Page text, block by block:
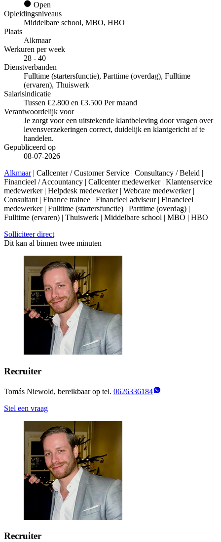
Open
Opleidingsniveaus
Middelbare school, MBO, HBO
Plaats
Alkmaar
Werkuren per week
28 - 40
Dienstverbanden
Fulltime (startersfunctie), Parttime (overdag), Fulltime
(ervaren), Thuiswerk
Salarisindicatie
Tussen €2.800 en €3.500 Per maand
Verantwoordelijk voor
Je zorgt voor een uitstekende klantbeleving door vragen over
levensverzekeringen correct, duidelijk en klantgericht af te
handelen.
Gepubliceerd op
08-07-2026
Alkmaar| Callcenter / Customer Service | Consultancy / Beleid |
Financieel / Accountancy | Callcenter medewerker | Klantenservice
medewerker | Helpdesk medewerker | Webcare medewerker |
Consultant | Finance trainee | Financieel adviseur | Financieel
medewerker | Fulltime (startersfunctie) | Parttime (overdag) |
Fulltime (ervaren) | Thuiswerk | Middelbare school | MBO | HBO
Solliciteer direct
Dit kan al binnen twee minuten
Recruiter
Tomás Niewold, bereikbaar op tel. 0626336184
Stel een vraag
Recruiter